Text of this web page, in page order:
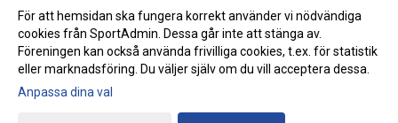
Gå till Webbversion
För att hemsidan ska fungera korrekt använder vi nödvändiga
cookies från SportAdmin. Dessa går inte att stänga av.
Föreningen kan också använda frivilliga cookies, t.ex. för statistik
eller marknadsföring. Du väljer själv om du vill acceptera dessa.
Anpassa dina val